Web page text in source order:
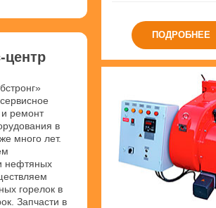
ПОДРОБНЕЕ
центр
ремонт
в
много лет.
нефтяных
горелок в
Запчасти в